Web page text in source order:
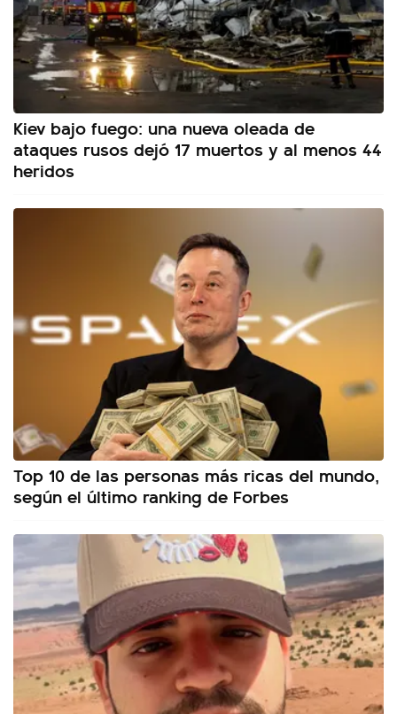
Kiev bajo fuego: una nueva oleada de
ataques rusos dejó 17 muertos y al menos 44
heridos
Top 10 de las personas más ricas del mundo,
según el último ranking de Forbes